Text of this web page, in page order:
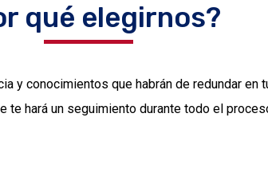
qué elegirnos?
y conocimientos que habrán de redundar
hará un seguimiento durante todo el